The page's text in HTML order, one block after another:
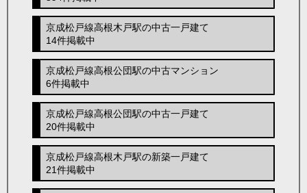
京成松戸線高根木戸駅の中古一戸建て
14件掲載中
京成松戸線高根公団駅の中古マンション
6件掲載中
京成松戸線高根公団駅の中古一戸建て
20件掲載中
京成松戸線高根木戸駅の新築一戸建て
21件掲載中